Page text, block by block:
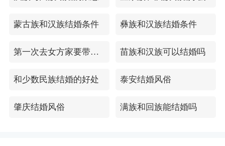
蒙古族和汉族结婚条件 彝族和汉族结婚条件
第一次去女方家要带哪4件礼品 苗族和汉族可以结婚吗
和少数民族结婚的好处 泰安结婚风俗
肇庆结婚风俗 满族和回族能结婚吗